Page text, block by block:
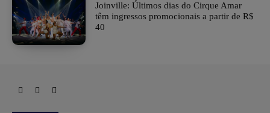
Joinville: Últimos dias do Cirque Amar
têm ingressos promocionais a partir de R$
40